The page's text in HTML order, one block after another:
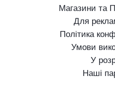
Магазини та
Для
Політика
Умови
У
Наші